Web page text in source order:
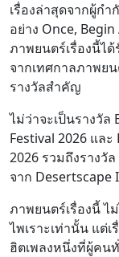
เรื่องล่าสุดจากผู้กำ
อย่าง Once,
ภาพยนตร์เรื่องนี้ไ
จากเทศกาลภาพย
รางวัลสำคัญ
ไม่ว่าจะเป็นรางวัล
Festival 2026 แล
2026 รวมถึงรางวั
จาก Desertscape
ภาพยนตร์เรื่องนี้ ไ
ไพเราะเท่านั้น แต่
ฮิตเพลงหนึ่งที่ผู้คน